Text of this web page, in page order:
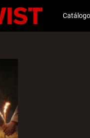
Catálogo